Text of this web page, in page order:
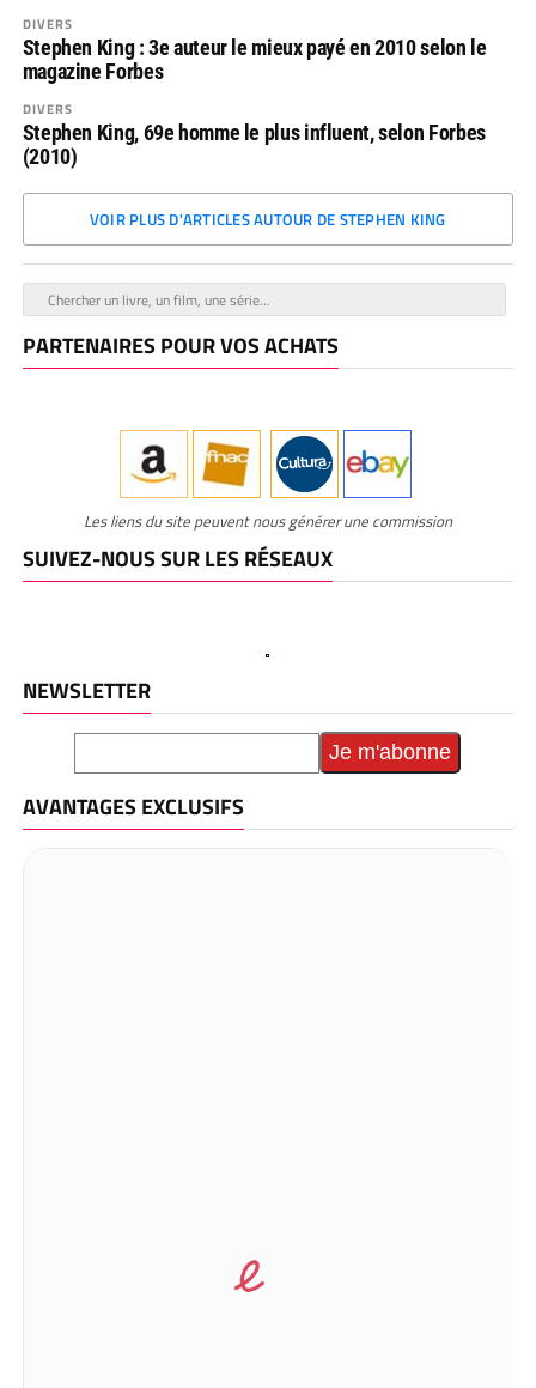
DIVERS
Stephen King : 3e auteur le mieux payé en 2010 selon le
magazine Forbes
DIVERS
Stephen King, 69e homme le plus influent, selon Forbes
(2010)
VOIR PLUS D'ARTICLES AUTOUR DE STEPHEN KING
PARTENAIRES POUR VOS ACHATS
Les liens du site peuvent nous générer une commission
SUIVEZ-NOUS SUR LES RÉSEAUX
NEWSLETTER
AVANTAGES EXCLUSIFS